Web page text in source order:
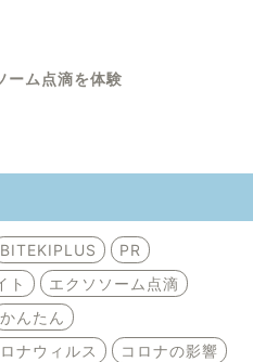
ーム点滴を体験
BITEKIPLUS
PR
ト
エクソソーム点滴
かんたん
ナウィルス
コロナの影響